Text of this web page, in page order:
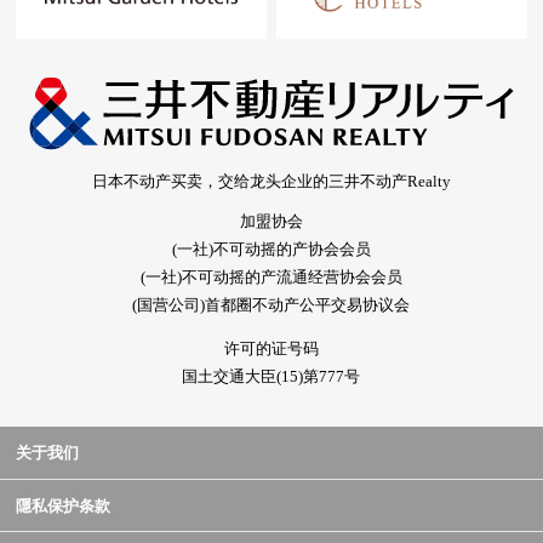
日本不动产买卖，交给龙头企业的三井不动产Realty
加盟协会
(一社)不可动摇的产协会会员
(一社)不可动摇的产流通经营协会会员
(国营公司)首都圈不动产公平交易协议会
许可的证号码
国土交通大臣(15)第777号
关于我们
隱私保护条款